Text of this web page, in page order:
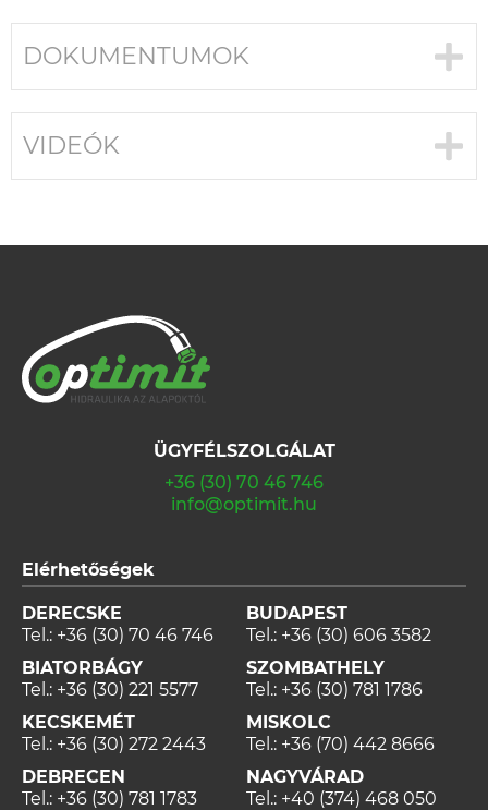
DOKUMENTUMOK
VIDEÓK
ÜGYFÉLSZOLGÁLAT
+36 (30) 70 46 746
info@optimit.hu
Elérhetőségek
DERECSKE
Tel.: +36 (30) 70 46 746
BIATORBÁGY
Tel.: +36 (30) 221 5577
KECSKEMÉT
Tel.: +36 (30) 272 2443
DEBRECEN
Tel.: +36 (30) 781 1783
BUDAPEST
Tel.: +36 (30) 606 3582
SZOMBATHELY
Tel.: +36 (30) 781 1786
MISKOLC
Tel.: +36 (70) 442 8666
NAGYVÁRAD
Tel.: +40 (374) 468 050